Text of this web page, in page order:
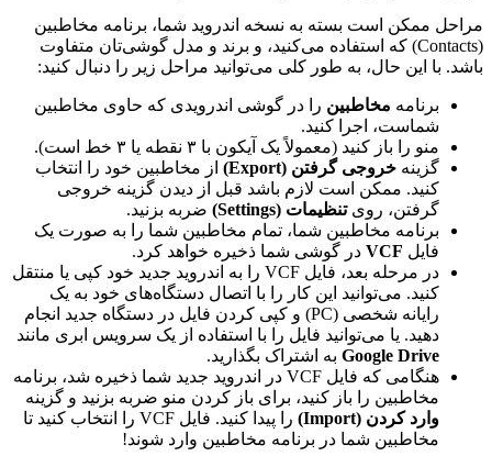
مراحل ممکن است بسته به نسخه اندروید شما، برنامه مخاطبین
(Contacts) که استفاده می‌کنید، و برند و مدل گوشی‌تان متفاوت
باشد. با این حال، به طور کلی می‌توانید مراحل زیر را دنبال کنید:
برنامه مخاطبین را در گوشی اندرویدی که حاوی مخاطبین
شماست، اجرا کنید.
منو را باز کنید (معمولاً یک آیکون با ۳ نقطه یا ۳ خط است).
گزینه خروجی گرفتن (Export)
از مخاطبین خود را انتخاب
کنید. ممکن است لازم باشد قبل از دیدن گزینه خروجی
گرفتن، رویتنظیمات (Settings)
ضربه بزنید.
برنامه مخاطبین شما، تمام مخاطبین شما را به صورت یک
فایل VCF در گوشی شما ذخیره خواهد کرد.
در مرحله بعد، فایل VCF را به اندروید جدید خود کپی یا منتقل
کنید. می‌توانید این کار را با اتصال دستگاه‌های خود به یک
رایانه شخصی (PC) و کپی کردن فایل در دستگاه جدید انجام
دهید. یا می‌توانید فایل را با استفاده از یک سرویس ابری مانند
Google Drive به اشتراک بگذارید.
هنگامی که فایل VCF در اندروید جدید شما ذخیره شد، برنامه
مخاطبین را باز کنید، برای باز کردن منو ضربه بزنید و گزینه
وارد کردن (Import)
را پیدا کنید. فایل VCF را انتخاب کنید تا
مخاطبین شما در برنامه مخاطبین وارد شوند!